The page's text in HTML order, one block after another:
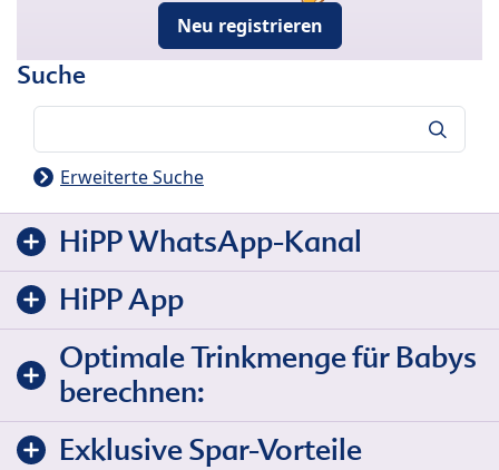
Neu registrieren
Suche
Erweiterte Suche
HiPP WhatsApp-Kanal
HiPP App
Optimale Trinkmenge für Babys
berechnen:
Exklusive Spar-Vorteile